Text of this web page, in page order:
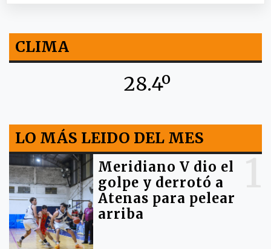
CLIMA
28.4º
LO MÁS LEIDO DEL MES
Meridiano V dio el
golpe y derrotó a
Atenas para pelear
arriba